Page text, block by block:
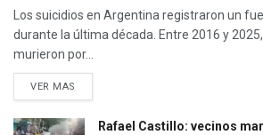
Los suicidios en Argentina registraron un
durante la última década. Entre 2016 y
murieron por...
VER MAS
Rafael Castillo: vecinos